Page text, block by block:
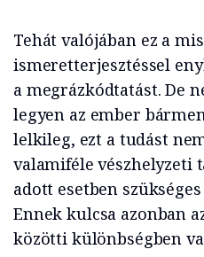
Tehát valójában ez a
ismeretterjesztéssel
a megrázkódtatást. De
legyen az ember
lelkileg, ezt a tudást
valamiféle vészhelyzeti
adott esetben
Ennek kulcsa azonban
közötti különbségben